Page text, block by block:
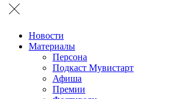
Новости
Материалы
Персона
Подкаст Мувистарт
Афиша
Премии